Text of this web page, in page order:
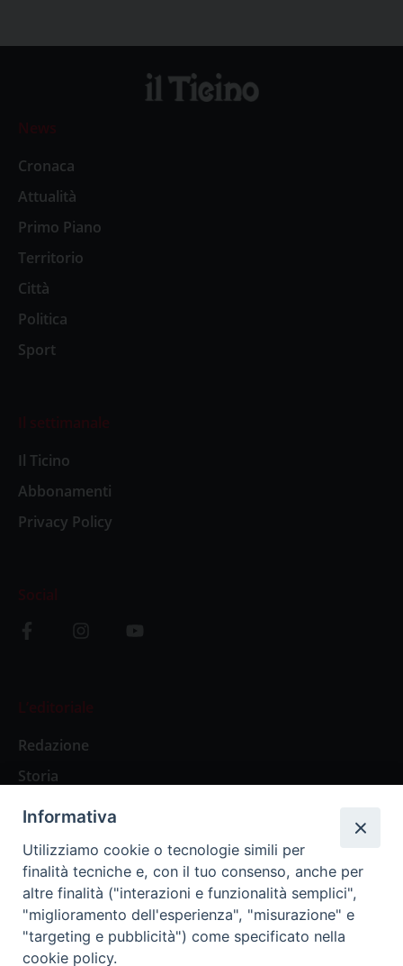
News
Cronaca
Attualità
Primo Piano
Territorio
Città
Politica
Sport
Il settimanale
Il Ticino
Abbonamenti
Privacy Policy
Social
L’editoriale
Redazione
Storia
Abbonamenti
Abbonamento Annuale Digitale
Abbonamento Annuale Cartaceo
Abbonamento Singola Copia Digitale
Informativa
Utilizziamo cookie o tecnologie simili per
finalità tecniche e, con il tuo consenso, anche per
altre finalità ("interazioni e funzionalità semplici",
"miglioramento dell'esperienza", "misurazione" e
"targeting e pubblicità") come specificato nella
cookie policy.